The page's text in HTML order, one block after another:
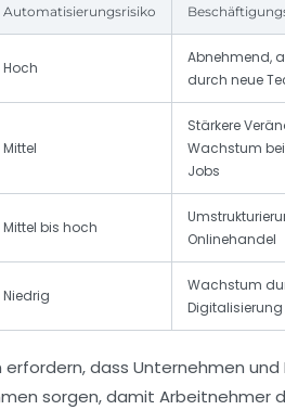
Automatisierungsrisiko
Hoch
Abnehmend,
durch neue
Mittel
Stärkere
Wachstum
Jobs
Mittel bis hoch
Onlinehandel
Niedrig
Wachstum
Digitalisierung
erfordern, dass Unternehmen
sorgen, damit Arbeitnehmer